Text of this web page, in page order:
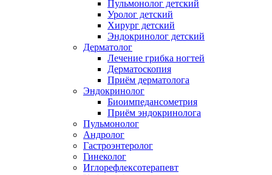
Пульмонолог детский
Уролог детский
Хирург детский
Эндокринолог детский
Дерматолог
Лечение грибка ногтей
Дерматоскопия
Приём дерматолога
Эндокринолог
Биоимпедансометрия
Приём эндокринолога
Пульмонолог
Андролог
Гастроэнтеролог
Гинеколог
Иглорефлексотерапевт